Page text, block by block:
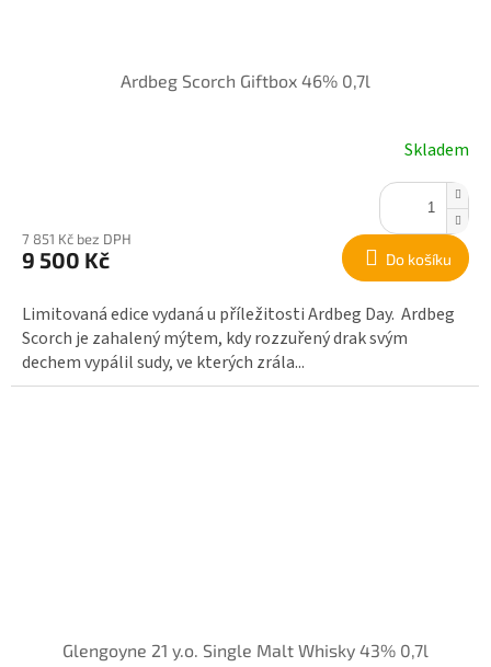
Ardbeg Scorch Giftbox 46% 0,7l
Skladem
7 851 Kč bez DPH
9 500 Kč Do košíku
Limitovaná edice vydaná u příležitosti Ardbeg Day. Ardbeg
Scorch je zahalený mýtem, kdy rozzuřený drak svým
dechem vypálil sudy, ve kterých zrála...
Glengoyne 21 y.o. Single Malt Whisky 43% 0,7l